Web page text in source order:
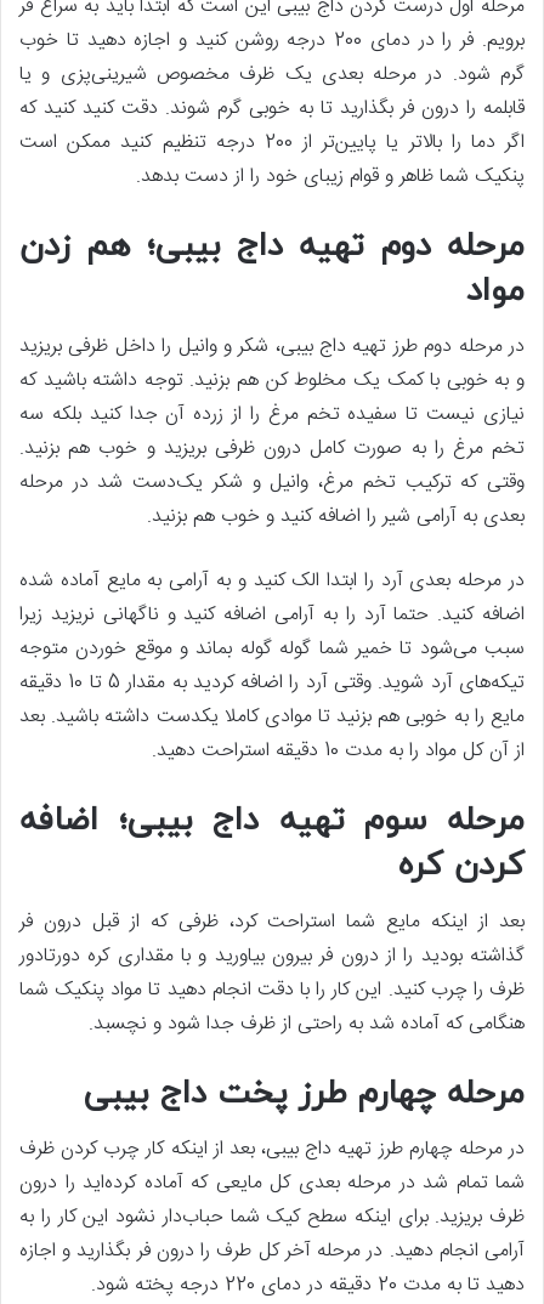
برویم. فر را در دمای 200 درجه روشن کنید و اجازه دهید تا خوب
گرم شود. در مرحله بعدی یک ظرف مخصوص شیرینی‌پزی و یا
قابلمه را درون فر بگذارید تا به خوبی گرم شوند. دقت کنید کنید که
اگر دما را بالاتر یا پایین‌تر از 200 درجه تنظیم کنید ممکن است
پنکیک شما ظاهر و قوام زیبای خود را از دست بدهد.
مرحله دوم تهیه داج بیبی؛ هم زدن
مواد
در مرحله دوم طرز تهیه داج بیبی، شکر و وانیل را داخل ظرفی بریزید
و به خوبی با کمک یک مخلوط کن هم بزنید. توجه داشته باشید که
نیازی نیست تا سفیده تخم مرغ را از زرده آن جدا کنید بلکه سه
تخم مرغ را به صورت کامل درون ظرفی بریزید و خوب هم بزنید.
وقتی که ترکیب تخم مرغ، وانیل و شکر یک‌دست شد در مرحله
بعدی به آرامی شیر را اضافه کنید و خوب هم بزنید.
در مرحله بعدی آرد را ابتدا الک کنید و به آرامی به مایع آماده شده
اضافه کنید. حتما آرد را به آرامی اضافه کنید و ناگهانی نریزید زیرا
سبب می‌شود تا خمیر شما گوله گوله بماند و موقع خوردن متوجه
تیکه‌های آرد شوید. وقتی آرد را اضافه کردید به مقدار 5 تا 10 دقیقه
مایع را به خوبی هم بزنید تا موادی کاملا یکدست داشته باشید. بعد
از آن کل مواد را به مدت 10 دقیقه استراحت دهید.
مرحله سوم تهیه داج بیبی؛ اضافه
کردن کره
بعد از اینکه مایع شما استراحت کرد، ظرفی که از قبل درون فر
گذاشته بودید را از درون فر بیرون بیاورید و با مقداری کره دورتادور
ظرف را چرب کنید. این کار را با دقت انجام دهید تا مواد پنکیک شما
هنگامی که آماده شد به راحتی از ظرف جدا شود و نچسبد.
مرحله چهارم طرز پخت داج بیبی
در مرحله چهارم طرز تهیه داج بیبی، بعد از اینکه کار چرب کردن ظرف
شما تمام شد در مرحله بعدی کل مایعی که آماده کرده‌اید را درون
ظرف بریزید. برای اینکه سطح کیک شما حباب‌دار نشود این کار را به
آرامی انجام دهید. در مرحله آخر کل طرف را درون فر بگذارید و اجازه
دهید تا به مدت 20 دقیقه در دمای 220 درجه پخته شود.